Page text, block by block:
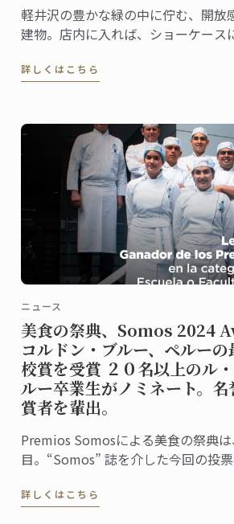
軽井沢の豊かな緑の中に佇む、開放
建物。店内に入れば、ショーケース
誘います。
詳しくはこちら
ニュース
美食の祭典、Somos 2024
コルドン・ブルー、ペルー
校賞を受賞 ２０名以上のル
ルー卒業生がノミネート。
賞者を輩出。
Premios Somosによる美食の祭典
目。“Somos” 誌を介した今回の投
ラン、および関連企業を称え４０部
詳しくはこちら